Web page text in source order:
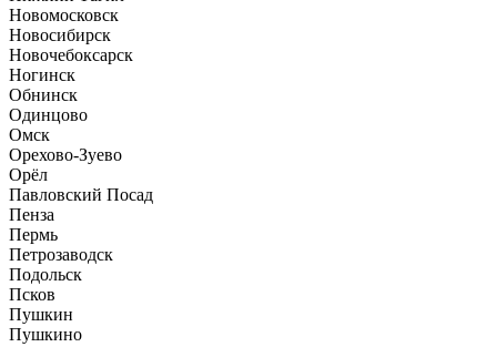
Новомосковск
Новосибирск
Новочебоксарск
Ногинск
Обнинск
Одинцово
Омск
Орехово-Зуево
Орёл
Павловский Посад
Пенза
Пермь
Петрозаводск
Подольск
Псков
Пушкин
Пушкино